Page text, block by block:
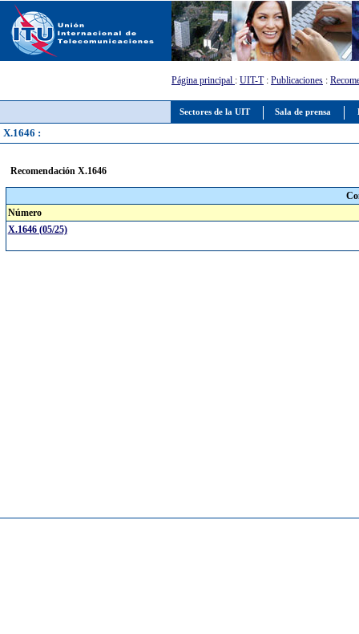
Sectores de la UIT Sala de prensa
Página principal : UIT-T: Publicaciones :
X.1646 :
Recomendación X.1646
Número
X.1646 (05/25)